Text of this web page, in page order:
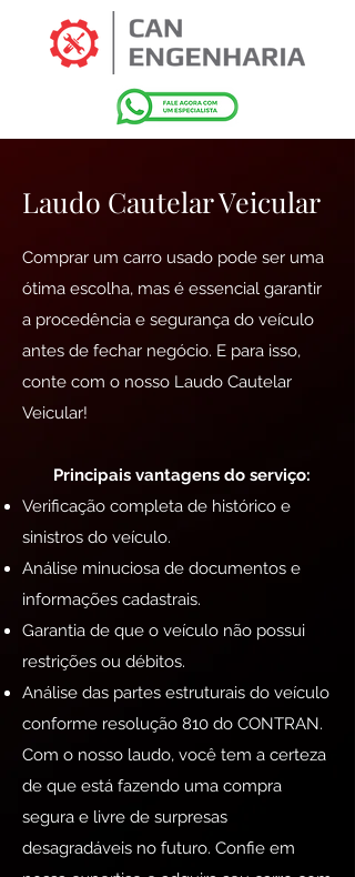
Laudo Cautelar Veicular
Comprar um carro usado pode ser uma
ótima escolha, mas é essencial garantir
a procedência e segurança do veículo
antes de fechar negócio. E para isso,
conte com o nosso Laudo Cautelar
Veicular!
Principais vantagens do serviço:
Verificação completa de histórico e
sinistros do veículo.
Análise minuciosa de documentos e
informações cadastrais.
Garantia de que o veículo não possui
restrições ou débitos.
Análise das partes estruturais do veículo
conforme resolução 810 do CONTRAN.
Com o nosso laudo, você tem a certeza
de que está fazendo uma compra
segura e livre de surpresas
desagradáveis no futuro. Confie em